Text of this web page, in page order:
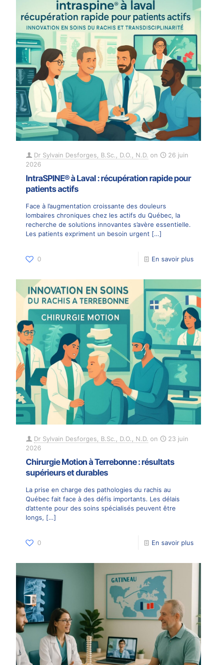
Dr Sylvain Desforges, B.Sc., D.O., N.D. on
26 juin
2026
IntraSPINE® à Laval : récupération rapide pour
patients actifs
Face à l’augmentation croissante des douleurs
lombaires chroniques chez les actifs du Québec, la
recherche de solutions innovantes s’avère essentielle.
Les patients expriment un besoin urgent […]
0 En savoir plus
Dr Sylvain Desforges, B.Sc., D.O., N.D. on
23 juin
2026
Chirurgie Motion à Terrebonne : résultats
supérieurs et durables
La prise en charge des pathologies du rachis au
Québec fait face à des défis importants. Les délais
d’attente pour des soins spécialisés peuvent être
longs, […]
0 En savoir plus